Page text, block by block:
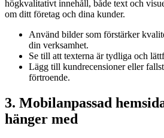
högkvalitativt innehåll, både text och
om ditt företag och dina kunder.
Använd bilder som förstärker
din verksamhet.
Se till att texterna är tydliga och
Lägg till kundrecensioner eller
förtroende.
3. Mobilanpassad
hänger med